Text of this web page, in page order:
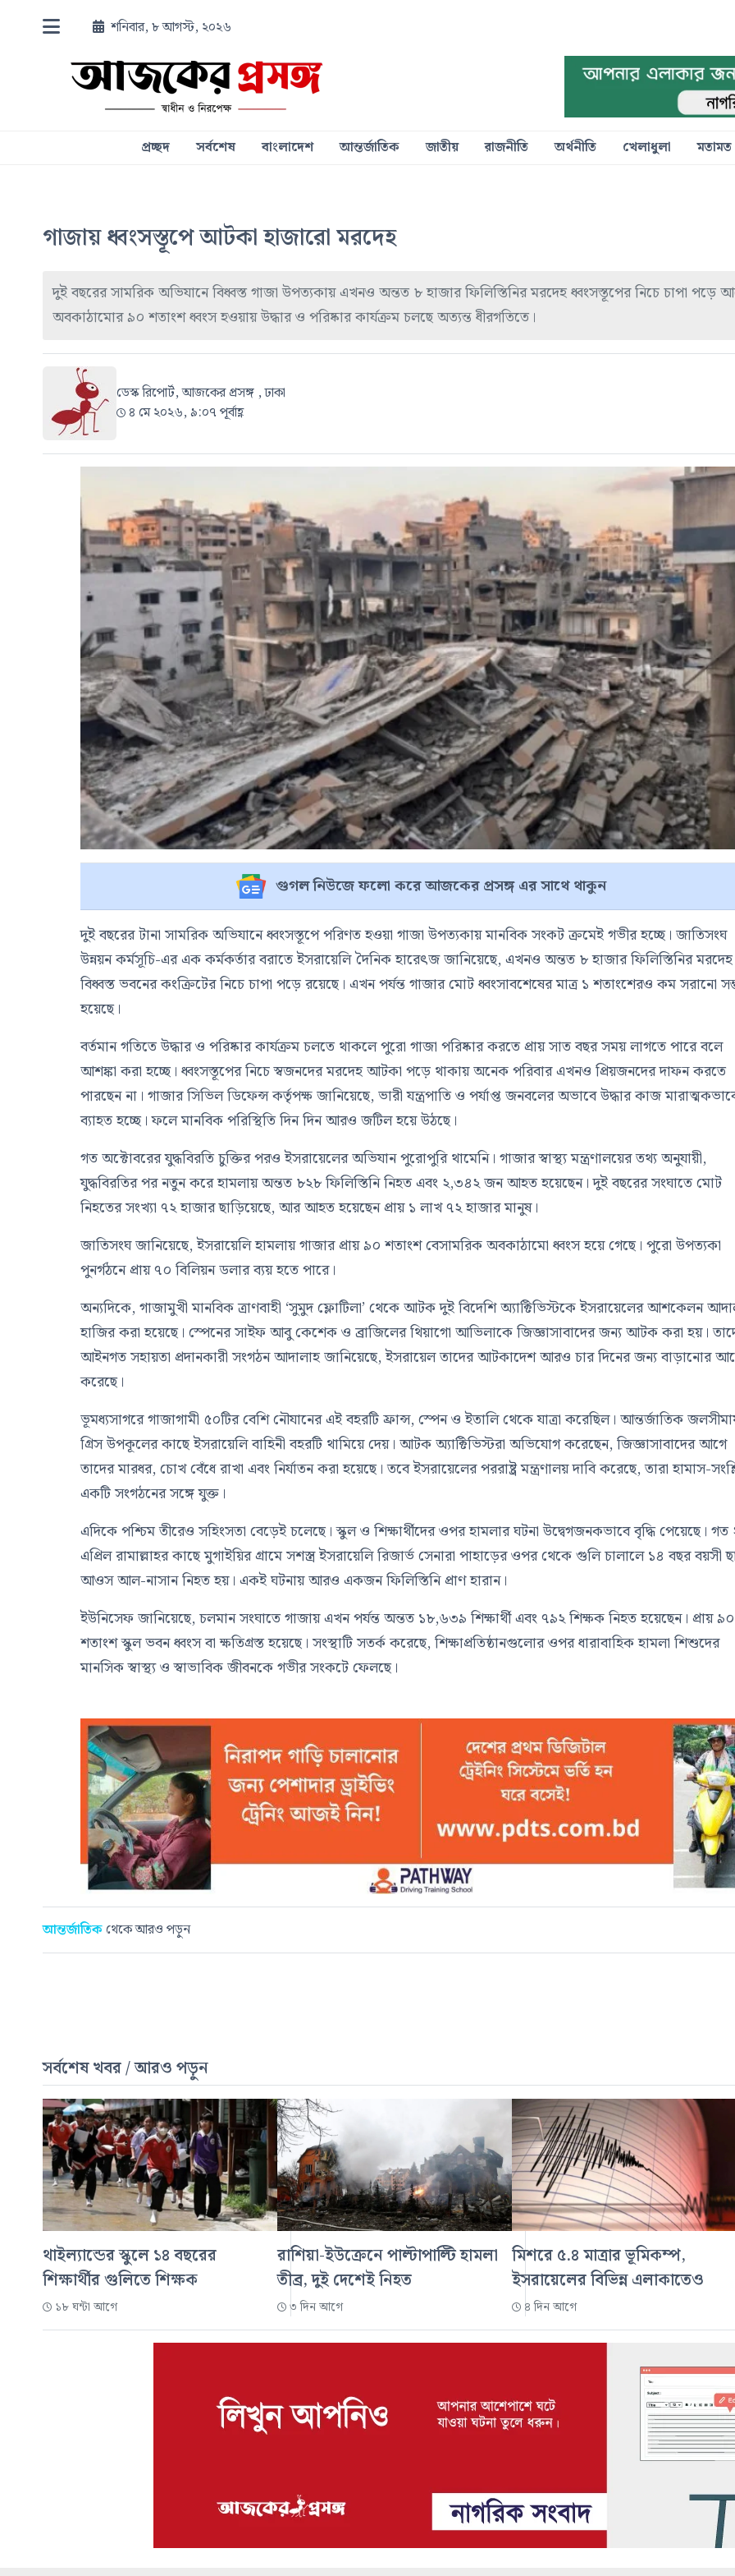
শনিবার, ৮ আগস্ট, ২০২৬
প্রচ্ছদ সর্বশেষ বাংলাদেশ আন্তর্জাতিক জাতীয় রাজনীতি অর্থনীতি খেলাধুলা মতামত
গাজায় ধ্বংসস্তূপে আটকা হাজারো মরদেহ
দুই বছরের সামরিক অভিযানে বিধ্বস্ত গাজা উপত্যকায় এখনও অন্তত ৮ হাজার ফিলিস্তিনির মরদেহ ধ্বংসস্তূপের নিচে চাপা পড়ে
অবকাঠামোর ৯০ শতাংশ ধ্বংস হওয়ায় উদ্ধার ও পরিষ্কার কার্যক্রম চলছে অত্যন্ত ধীরগতিতে।
ডেস্ক রিপোর্ট, আজকের প্রসঙ্গ , ঢাকা
৪ মে ২০২৬, ৯:০৭ পূর্বাহ্ণ
গুগল নিউজে ফলো করে আজকের প্রসঙ্গ এর সাথে থাকুন
দুই বছরের টানা সামরিক অভিযানে ধ্বংসস্তূপে পরিণত হওয়া গাজা উপত্যকায় মানবিক সংকট ক্রমেই গভীর হচ্ছে।জাতিসংঘ
উন্নয়ন কর্মসূচি-এর এক কর্মকর্তার বরাতে ইসরায়েলি দৈনিক হারেৎজ জানিয়েছে, এখনও অন্তত ৮ হাজার ফিলিস্তিনির মরদেহ
বিধ্বস্ত ভবনের কংক্রিটের নিচে চাপা পড়ে রয়েছে। এখন পর্যন্ত গাজার মোট ধ্বংসাবশেষের মাত্র ১ শতাংশেরও কম সরানো
হয়েছে।
বর্তমান গতিতে উদ্ধার ও পরিষ্কার কার্যক্রম চলতে থাকলে পুরো গাজা পরিষ্কার করতে প্রায় সাত বছর সময় লাগতে পারে বলে
আশঙ্কা করা হচ্ছে। ধ্বংসস্তূপের নিচে স্বজনদের মরদেহ আটকা পড়ে থাকায় অনেক পরিবার এখনও প্রিয়জনদের দাফন করতে
পারছেন না। গাজার সিভিল ডিফেন্স কর্তৃপক্ষ জানিয়েছে, ভারী যন্ত্রপাতি ও পর্যাপ্ত জনবলের অভাবে উদ্ধার কাজ
ব্যাহত হচ্ছে। ফলে মানবিক পরিস্থিতি দিন দিন আরও জটিল হয়ে উঠছে।
গত অক্টোবরের যুদ্ধবিরতি চুক্তির পরও ইসরায়েলের অভিযান পুরোপুরি থামেনি। গাজার স্বাস্থ্য মন্ত্রণালয়ের তথ্য অনুযায়ী,
যুদ্ধবিরতির পর নতুন করে হামলায় অন্তত ৮২৮ ফিলিস্তিনি নিহত এবং ২,৩৪২ জন আহত হয়েছেন। দুই বছরের সংঘাতে মোট
নিহতের সংখ্যা ৭২ হাজার ছাড়িয়েছে, আর আহত হয়েছেন প্রায় ১ লাখ ৭২ হাজার মানুষ।
জাতিসংঘজানিয়েছে, ইসরায়েলি হামলায় গাজার প্রায় ৯০ শতাংশ বেসামরিক অবকাঠামো ধ্বংস হয়ে গেছে। পুরো উপত্যকা
পুনর্গঠনে প্রায় ৭০ বিলিয়ন ডলার ব্যয় হতে পারে।
অন্যদিকে, গাজামুখী মানবিক ত্রাণবাহী ‘সুমুদ ফ্লোটিলা’ থেকে আটক দুই বিদেশি অ্যাক্টিভিস্টকে ইসরায়েলের আশকেলন
হাজির করা হয়েছে। স্পেনের সাইফ আবু কেশেক ও ব্রাজিলের থিয়াগো আভিলাকে জিজ্ঞাসাবাদের জন্য আটক করা হয়।
আইনগত সহায়তা প্রদানকারী সংগঠনআদালাহজানিয়েছে, ইসরায়েল তাদের আটকাদেশ আরও চার দিনের জন্য বাড়ানোর
করেছে।
ভূমধ্যসাগরে গাজাগামী ৫০টির বেশি নৌযানের এই বহরটি ফ্রান্স, স্পেন ও ইতালি থেকে যাত্রা করেছিল। আন্তর্জাতিক
গ্রিস উপকূলের কাছে ইসরায়েলি বাহিনী বহরটি থামিয়ে দেয়। আটক অ্যাক্টিভিস্টরা অভিযোগ করেছেন, জিজ্ঞাসাবাদের আগে
তাদের মারধর, চোখ বেঁধে রাখা এবং নির্যাতন করা হয়েছে। তবে ইসরায়েলের পররাষ্ট্র মন্ত্রণালয় দাবি করেছে, তারা হামাস-
একটি সংগঠনের সঙ্গে যুক্ত।
এদিকে পশ্চিম তীরেও সহিংসতা বেড়েই চলেছে। স্কুল ও শিক্ষার্থীদের ওপর হামলার ঘটনা উদ্বেগজনকভাবে বৃদ্ধি পেয়েছে। গত
এপ্রিল রামাল্লাহর কাছে মুগাইয়ির গ্রামে সশস্ত্র ইসরায়েলি রিজার্ভ সেনারা পাহাড়ের ওপর থেকে গুলি চালালে ১৪ বছর বয়সী
আওস আল-নাসান নিহত হয়। একই ঘটনায় আরও একজন ফিলিস্তিনি প্রাণ হারান।
ইউনিসেফজানিয়েছে, চলমান সংঘাতে গাজায় এখন পর্যন্ত অন্তত ১৮,৬৩৯ শিক্ষার্থী এবং ৭৯২ শিক্ষক নিহত হয়েছেন। প্রায় ৯০
শতাংশ স্কুল ভবন ধ্বংস বা ক্ষতিগ্রস্ত হয়েছে। সংস্থাটি সতর্ক করেছে, শিক্ষাপ্রতিষ্ঠানগুলোর ওপর ধারাবাহিক হামলা শিশুদের
মানসিক স্বাস্থ্য ও স্বাভাবিক জীবনকে গভীর সংকটে ফেলছে।
আন্তর্জাতিক থেকে আরও পড়ুন
সর্বশেষ খবর / আরও পড়ুন
থাইল্যান্ডের স্কুলে ১৪ বছরের
শিক্ষার্থীর গুলিতে শিক্ষক
১৮ ঘন্টা আগে
রাশিয়া-ইউক্রেনে পাল্টাপাল্টি হামলা
তীব্র, দুই দেশেই নিহত
৩ দিন আগে
মিশরে ৫.৪ মাত্রার ভূমিকম্প,
ইসরায়েলের বিভিন্ন এলাকাতেও
৪ দিন আগে